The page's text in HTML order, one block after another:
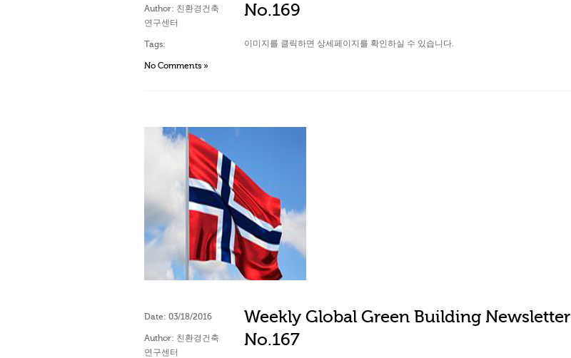
Author: 친환경건축
연구센터
Tags:
No Comments »
No.169
이미지를 클릭하면 상세페이지를 확인하실 수 있습니다.
Date: 03/18/2016
Author: 친환경건축
연구센터
Weekly Global Green Building Newsletter
No.167